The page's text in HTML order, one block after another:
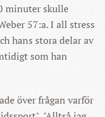
minuter skulle
57:a. I all stress
hans stora delar av
som han
över frågan varför